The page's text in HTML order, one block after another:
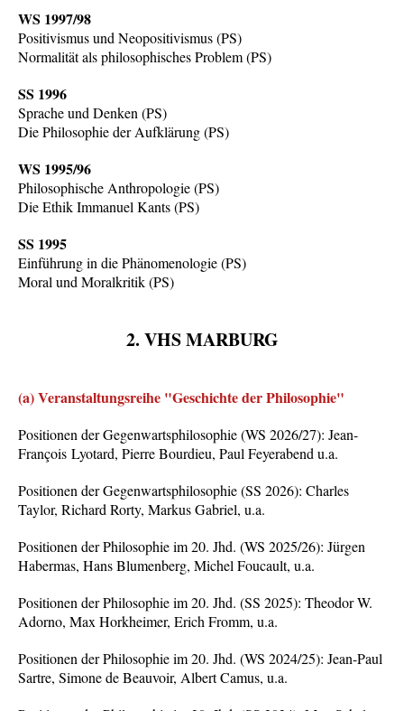
WS 1997/98
Positivismus und Neopositivismus (PS)
Normalität als philosophisches Problem (PS)
SS 1996
Sprache und Denken (PS)
Die Philosophie der Aufklärung (PS)
WS 1995/96
Philosophische Anthropologie (PS)
Die Ethik Immanuel Kants (PS)
SS 1995
Einführung in die Phänomenologie (PS)
Moral und Moralkritik (PS)
2. VHS MARBURG
(a) Veranstaltungsreihe "Geschichte der Philosophie"
Positionen der Gegenwartsphilosophie (WS 2026/27): Jean-
François Lyotard, Pierre Bourdieu, Paul Feyerabend u.a.
Positionen der Gegenwartsphilosophie (SS 2026): Charles
Taylor, Richard Rorty, Markus Gabriel, u.a.
Positionen der Philosophie im 20. Jhd. (WS 2025/26): Jürgen
Habermas, Hans Blumenberg, Michel Foucault, u.a.
Positionen der Philosophie im 20. Jhd. (SS 2025): Theodor W.
Adorno, Max Horkheimer, Erich Fromm, u.a.
Positionen der Philosophie im 20. Jhd. (WS 2024/25): Jean-Paul
Sartre, Simone de Beauvoir, Albert Camus, u.a.